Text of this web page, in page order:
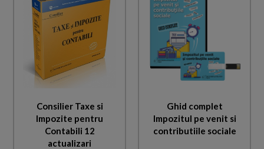
Consilier Taxe si
Impozite pentru
Contabili 12
actualizari
Ghid complet
Impozitul pe venit si
contributiile sociale